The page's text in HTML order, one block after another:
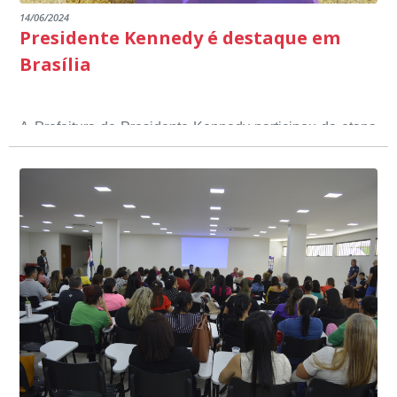
14/06/2024
Presidente Kennedy é destaque em
Brasília
A Prefeitura de Presidente Kennedy participou da etapa
nacional do 12º Prêmio Sebrae Prefeitura
Empreendedora, que visou valorizar e destacar o papel
dos gestores públicos comprometidos com o
desenvolvimento socioeconômico dos municípios, a
partir de iniciativas que estimulam o empreendedorismo,
a competitividade dos pequenos negócios e a
modernização da gestão pública local. O evento
aconteceu nesta terça-feira (11) em Brasília.
O município, conquistou o primeiro lugar na etapa
estadual, sendo premiado com o troféu ouro, na
categoria Inclusão Produtiva, através do Programa Mais